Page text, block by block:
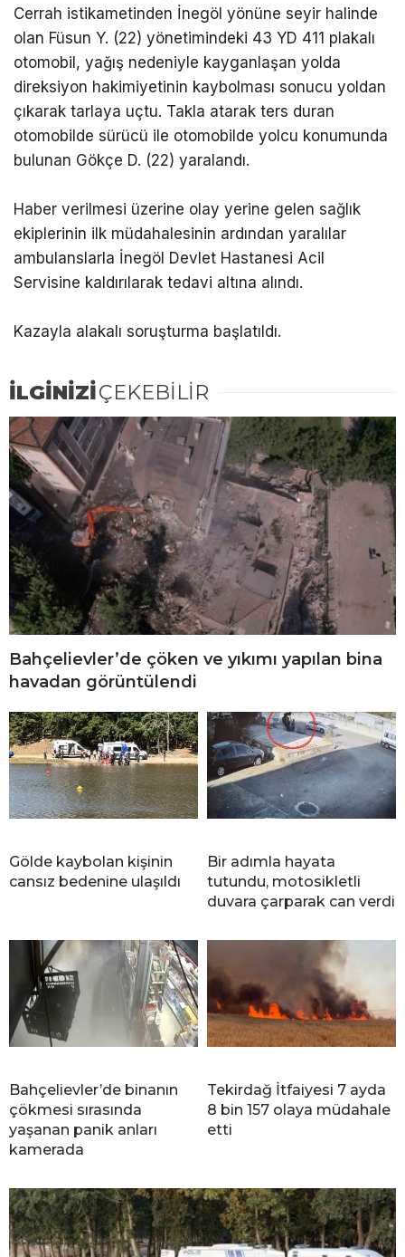
Cerrah istikametinden İnegöl yönüne seyir halinde
olan Füsun Y. (22) yönetimindeki 43 YD 411 plakalı
otomobil, yağış nedeniyle kayganlaşan yolda
direksiyon hakimiyetinin kaybolması sonucu yoldan
çıkarak tarlaya uçtu. Takla atarak ters duran
otomobilde sürücü ile otomobilde yolcu konumunda
bulunan Gökçe D. (22) yaralandı.
Haber verilmesi üzerine olay yerine gelen sağlık
ekiplerinin ilk müdahalesinin ardından yaralılar
ambulanslarla İnegöl Devlet Hastanesi Acil
Servisine kaldırılarak tedavi altına alındı.
Kazayla alakalı soruşturma başlatıldı.
İLGİNİZİÇEKEBİLİR
Bahçelievler’de çöken ve yıkımı yapılan bina
havadan görüntülendi
Gölde kaybolan kişinin
cansız bedenine ulaşıldı
Bir adımla hayata
tutundu, motosikletli
duvara çarparak can verdi
Bahçelievler’de binanın
çökmesi sırasında
yaşanan panik anları
kamerada
Tekirdağ İtfaiyesi 7 ayda
8 bin 157 olaya müdahale
etti